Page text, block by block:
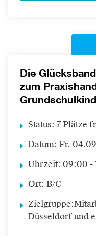
Die
zum
Status: 7 Plätze
Datum: Fr.
Uhrzeit: 09:00 -
Ort: B/C
Zielgruppe:
Düsseldorf und